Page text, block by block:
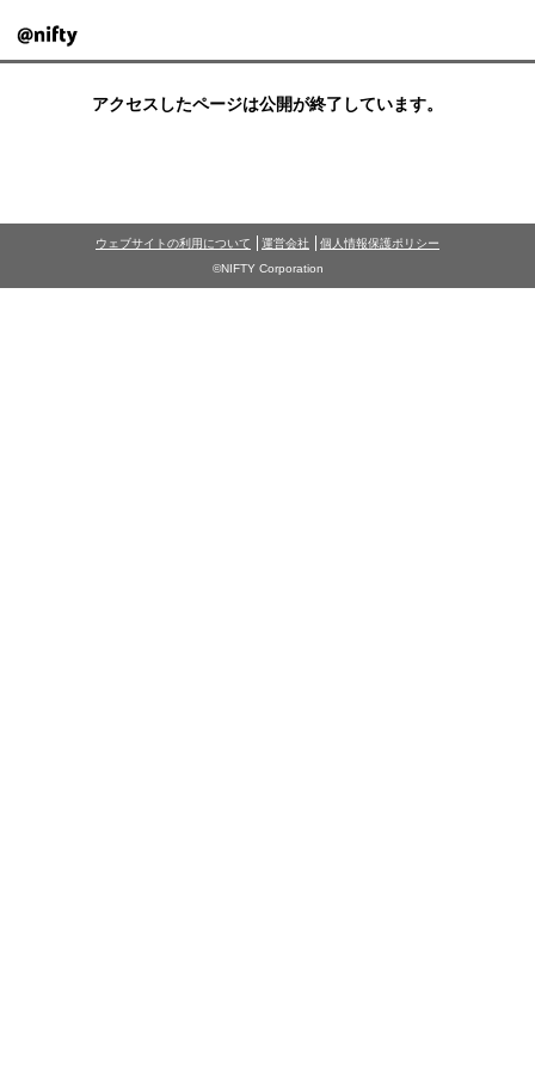
アクセスしたページは公開が終了しています。
ウェブサイトの利用について 運営会社
個人情報保護ポリシー
©NIFTY Corporation